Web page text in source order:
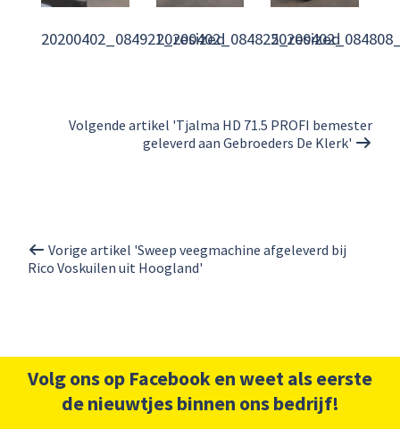
20200402_084921_resized20200402_084825_resized
Volgende artikel 'Tjalma HD 71.5 PROFI bemester
geleverd aan Gebroeders De Klerk'
Vorige artikel 'Sweep veegmachine afgeleverd bij
Rico Voskuilen uit Hoogland'
Volg ons op Facebook en weet als eerste
de nieuwtjes binnen ons bedrijf!